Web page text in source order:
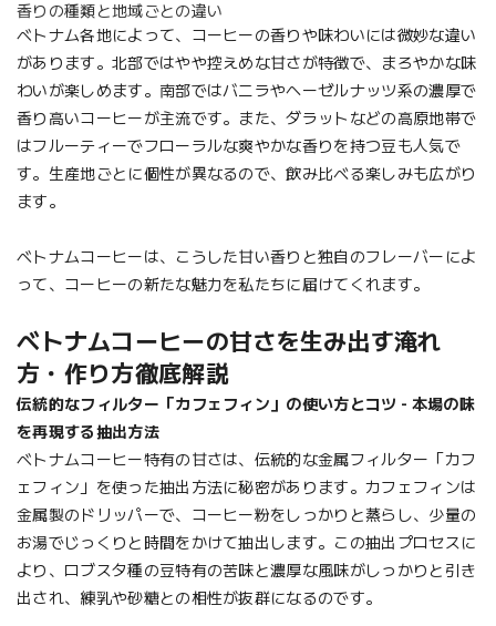
香りの種類と地域ごとの違い
ベトナム各地によって、コーヒーの香りや味わいには微妙な違い
があります。北部ではやや控えめな甘さが特徴で、まろやかな味
わいが楽しめます。南部ではバニラやヘーゼルナッツ系の濃厚で
香り高いコーヒーが主流です。また、ダラットなどの高原地帯で
はフルーティーでフローラルな爽やかな香りを持つ豆も人気で
す。生産地ごとに個性が異なるので、飲み比べる楽しみも広がり
ます。
ベトナムコーヒーは、こうした甘い香りと独自のフレーバーによ
って、コーヒーの新たな魅力を私たちに届けてくれます。
ベトナムコーヒーの甘さを生み出す淹れ
方・作り方徹底解説
伝統的なフィルター「カフェフィン」の使い方とコツ - 本場の味
を再現する抽出方法
ベトナムコーヒー特有の甘さは、伝統的な金属フィルター「カフ
ェフィン」を使った抽出方法に秘密があります。カフェフィンは
金属製のドリッパーで、コーヒー粉をしっかりと蒸らし、少量の
お湯でじっくりと時間をかけて抽出します。この抽出プロセスに
より、ロブスタ種の豆特有の苦味と濃厚な風味がしっかりと引き
出され、練乳や砂糖との相性が抜群になるのです。